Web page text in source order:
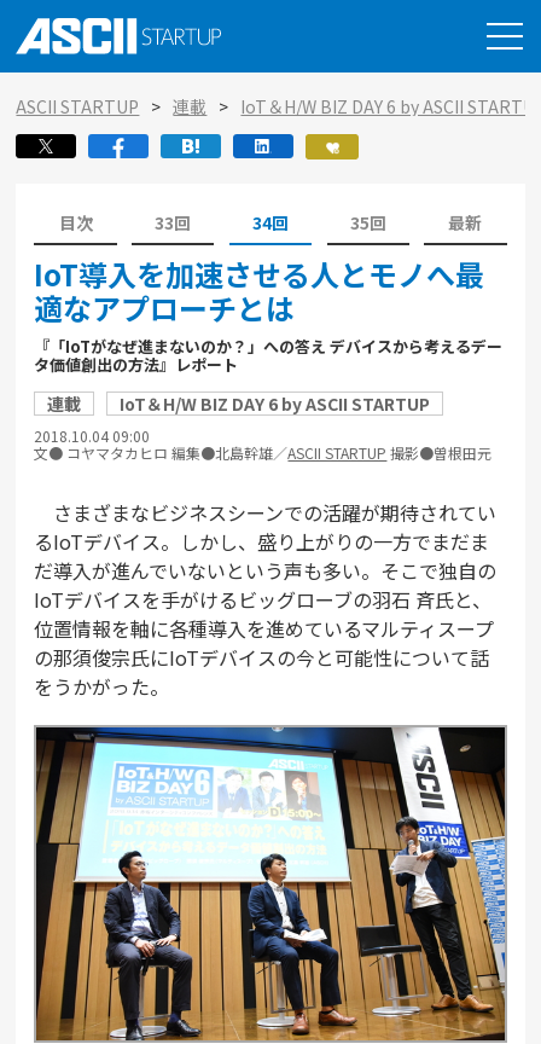
ASCII STARTUP 連載 IoT＆H/W BIZ DAY 6 by ASCII
目次 33回 34回 35回 最新
IoT導入を加速させる人とモノへ最
適なアプローチとは
『「IoTがなぜ進まないのか？」への答え デバイスから考えるデー
タ価値創出の方法』レポート
連載 IoT＆H/W BIZ DAY 6 by ASCII STARTUP
2018.10.04 09:00
文● コヤマタカヒロ 編集●北島幹雄／ASCII STARTUP 撮影●曽根田元
さまざまなビジネスシーンでの活躍が期待されてい
るIoTデバイス。しかし、盛り上がりの一方でまだま
だ導入が進んでいないという声も多い。そこで独自の
IoTデバイスを手がけるビッグローブの羽石 斉氏と、
位置情報を軸に各種導入を進めているマルティスープ
の那須俊宗氏にIoTデバイスの今と可能性について話
をうかがった。